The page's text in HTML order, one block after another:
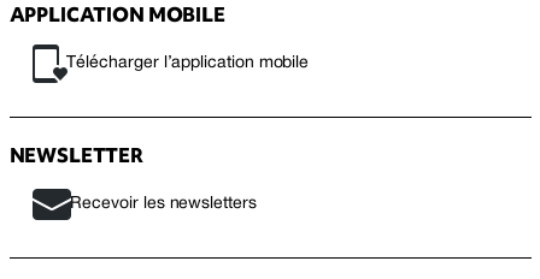
APPLICATION MOBILE
Télécharger l’application mobile
NEWSLETTER
Recevoir les newsletters